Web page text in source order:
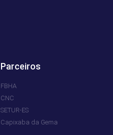
Parceiros
FBHA
CNC
SETUR-ES
Capixaba da Gema